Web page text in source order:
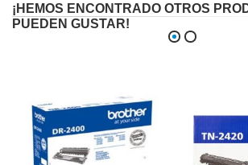
¡HEMOS ENCONTRADO OTROS
PUEDEN GUSTAR!